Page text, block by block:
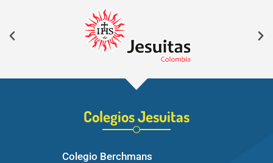
Colegios Jesuitas
Colegio Berchmans